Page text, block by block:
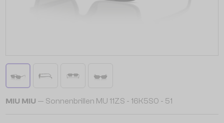
MIU MIU — Sonnenbrillen MU 11ZS - 16K5S0 - 51